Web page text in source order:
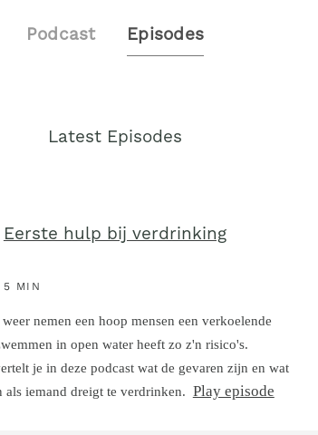
Podcast Episodes
Latest Episodes
Eerste hulp bij verdrinking
MIN
nemen een hoop mensen een verkoelende
in open water heeft zo z'n risico's.
je in deze podcast wat de gevaren zijn en wat
als iemand dreigt te verdrinken. Play episode